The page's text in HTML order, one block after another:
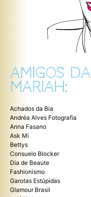
AMIGOS DA
MARIAH:
Achados da Bia
Andréa Alves Fotografia
Anna Fasano
Ask Mi
Bettys
Consuelo Blocker
Dia de Beaute
Fashionismo
Garotas Estúpidas
Glamour Brasil